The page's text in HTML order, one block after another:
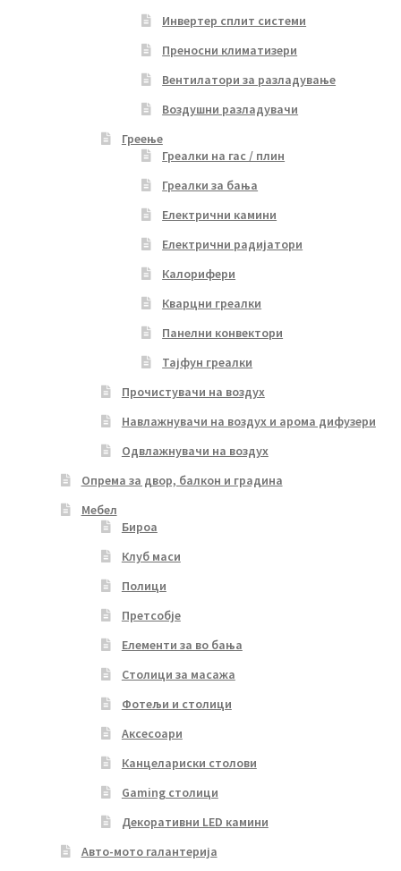
Инвертер сплит системи
Преносни климатизери
Вентилатори за разладување
Воздушни разладувачи
Греење
Греалки на гас / плин
Греалки за бања
Електрични камини
Електрични радијатори
Калорифери
Кварцни греалки
Панелни конвектори
Тајфун греалки
Прочистувачи на воздух
Навлажнувачи на воздух и арома дифузери
Одвлажнувачи на воздух
Опрема за двор, балкон и градина
Мебел
Бироа
Клуб маси
Полици
Претсобје
Елементи за во бања
Столици за масажа
Фотељи и столици
Аксесоари
Канцелариски столови
Gaming столици
Декоративни LED камини
Авто-мото галантерија